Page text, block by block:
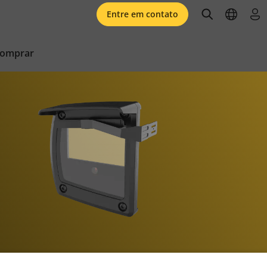
Entre em contato openopen